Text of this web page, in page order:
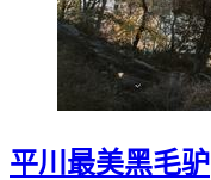
平川最美黑毛驴